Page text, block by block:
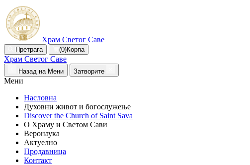
Храм Светог Саве
Претрага (0)Корпа
Храм Светог Саве
Назад на Мени Затворите
Мени
Насловна
Духовни живот и богослужење
Discover the Church of Saint Sava
О Храму и Светом Сави
Веронаука
Актуелно
Продавница
Контакт